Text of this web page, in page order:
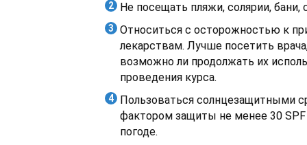
Не посещать пляжи, солярии, бани,
Относиться с осторожностью к
лекарствам. Лучше посетить
возможно ли продолжать их
проведения курса.
Пользоваться солнцезащитными
фактором защиты не менее 30 SPF
погоде.